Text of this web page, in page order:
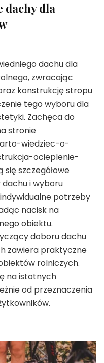
dachy dla
dachu dla
zwracając
konstrukcję stropu
tego wyboru dla
Zachęca do
stronie
wiedziec-o-
ocieplenie-
szczegółowe
i wyboru
potrzeby
nacisk na
obiektu.
doboru dachu
zawiera praktyczne
rolniczych.
na istotnych
od przeznaczenia